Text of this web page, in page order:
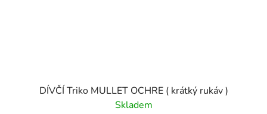
DÍVČÍ Triko MULLET OCHRE ( krátký rukáv )
Skladem